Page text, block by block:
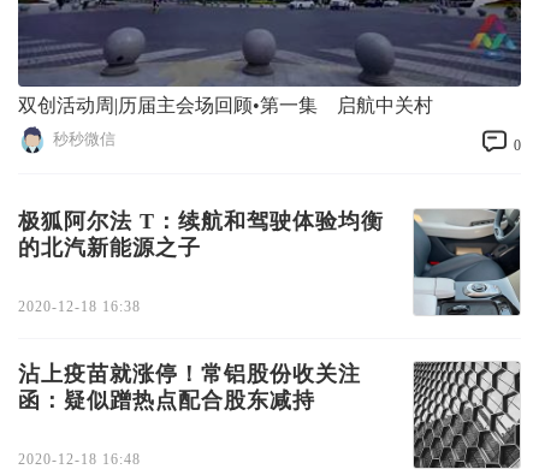
双创活动周|历届主会场回顾•第一集 启航中关村
秒秒微信 0
极狐阿尔法 T：续航和驾驶体验均衡
的北汽新能源之子
2020-12-18 16:38
沾上疫苗就涨停！常铝股份收关注
函：疑似蹭热点配合股东减持
2020-12-18 16:48